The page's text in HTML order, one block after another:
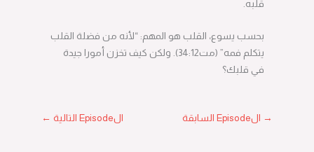
قلبه.
بحسب يسوع، القلب هو المهم: “لأنه من فضلة القلب
يتكلم فمه” (مت34:12). ولكن كيف تخزن أمورا جيدة
في قلبك؟
→ الEpisode السابقة الEpisode التالية ←